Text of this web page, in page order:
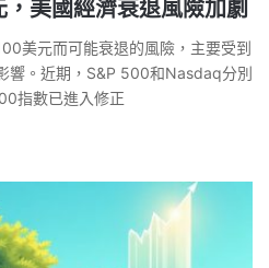
美國經濟衰退風險加劇
美元而可能衰退的風險，主要受到
響。近期，S&P 500和Nasdaq分別
指數已進入修正